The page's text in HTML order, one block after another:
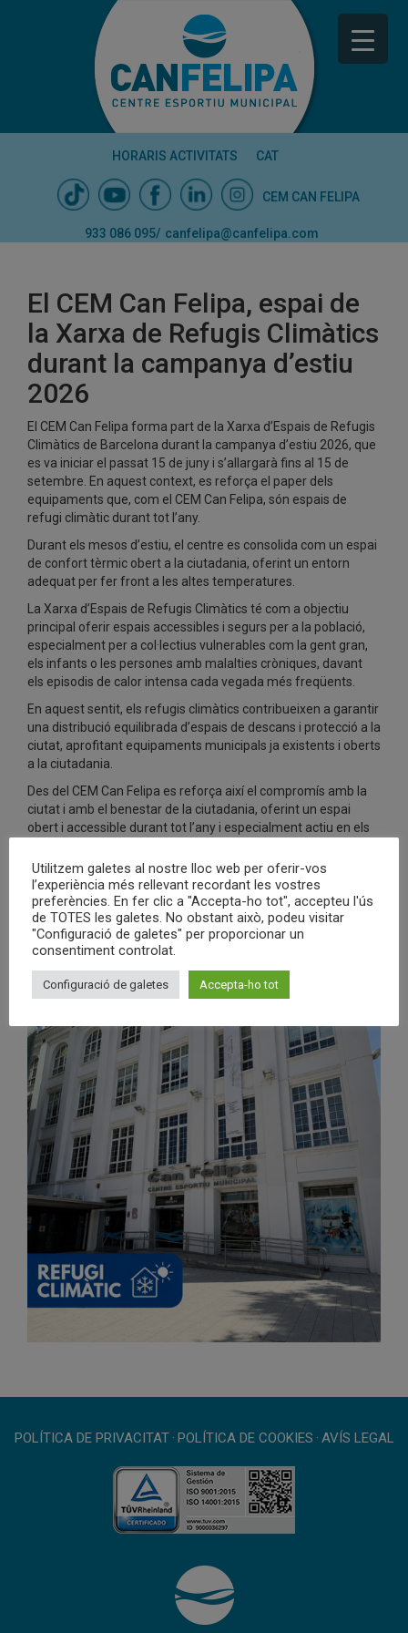
HORARIS ACTIVITATS CAT
CEM CAN FELIPA
933 086 095/ canfelipa@canfelipa.com
El CEM Can Felipa, espai de
la Xarxa de Refugis Climàtics
durant la campanya d’estiu
2026
El CEM Can Felipa forma part de la Xarxa d’Espais de Refugis
Climàtics de Barcelona durant la campanya d’estiu 2026, que
es va iniciar el passat 15 de juny i s’allargarà fins al 15 de
setembre. En aquest context, es reforça el paper dels
equipaments que, com el CEM Can Felipa, són espais de
refugi climàtic durant tot l’any.
Durant els mesos d’estiu, el centre es consolida com un espai
de confort tèrmic obert a la ciutadania, oferint un entorn
adequat per fer front a les altes temperatures.
La Xarxa d’Espais de Refugis Climàtics té com a objectiu
principal oferir espais accessibles i segurs per a la població,
especialment per a col·lectius vulnerables com la gent gran,
els infants o les persones amb malalties cròniques, davant
els episodis de calor intensa cada vegada més freqüents.
En aquest sentit, els refugis climàtics contribueixen a garantir
una distribució equilibrada d’espais de descans i protecció a la
ciutat, aprofitant equipaments municipals ja existents i oberts
a la ciutadania.
Des del CEM Can Felipa es reforça així el compromís amb la
ciutat i amb el benestar de la ciutadania, oferint un espai
obert i accessible durant tot l’any i especialment actiu en els
la calor en un entorn agradable i proper.
POLÍTICA DE PRIVACITAT · POLÍTICA DE COOKIES · AVÍS LEGAL
Utilitzem galetes al nostre lloc web per oferir-vos
l’experiència més rellevant recordant les vostres
preferències. En fer clic a "Accepta-ho tot", accepteu l'ús
de TOTES les galetes. No obstant això, podeu visitar
"Configuració de galetes" per proporcionar un
consentiment controlat.
Configuració de galetes Accepta-ho tot